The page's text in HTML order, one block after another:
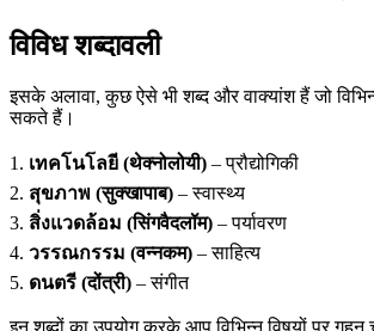
विविध शब्दावली
इसके अलावा, कुछ ऐसे भी शब्द और वाक्यांश हैं जो
सकते हैं।
1. เทคโนโลยี (थेक्नोलोयी) – प्रौद्योगिकी
2. สุขภาพ (सुक्खापाब) – स्वास्थ्य
3. สิ่งแวดล้อม (सिंगवैदलॉम) – पर्यावरण
4. วรรณกรรม (वन्नकम) – साहित्य
5. ดนตรี (दोंत्री) – संगीत